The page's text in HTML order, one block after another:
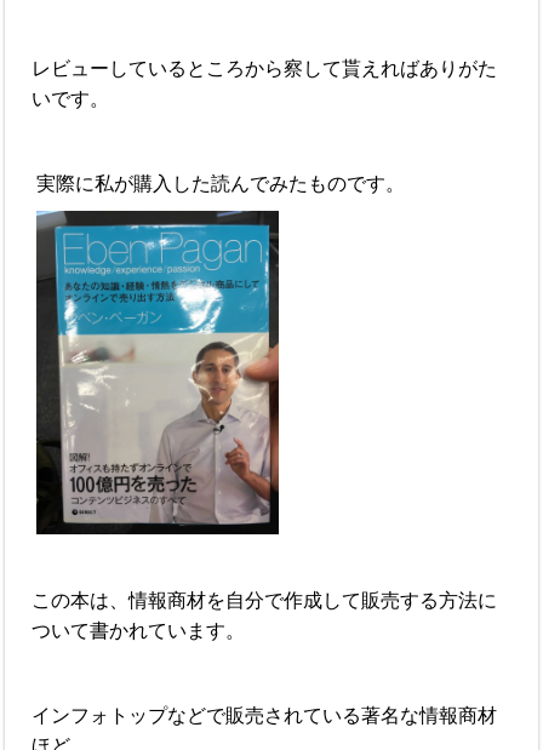
レビューしているところから察して貰えればありがた
いです。
実際に私が購入した読んでみたものです。
この本は、情報商材を自分で作成して販売する方法に
ついて書かれています。
インフォトップなどで販売されている著名な情報商材
ほど